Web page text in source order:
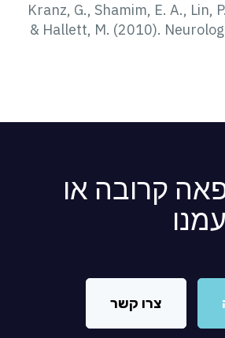
Kranz, G., Shamim, E. A., Lin,
& Hallett, M. (2010).
קרובה או
צרו קשר